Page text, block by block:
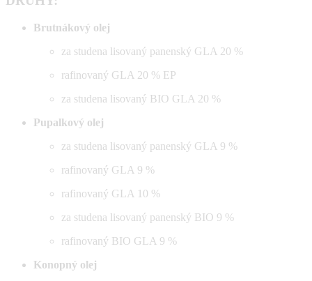
Brutnákový olej
za studena lisovaný panenský GLA 20 %
rafinovaný GLA 20 % EP
za studena lisovaný BIO GLA 20 %
Pupalkový olej
za studena lisovaný panenský GLA 9 %
rafinovaný GLA 9 %
rafinovaný GLA 10 %
za studena lisovaný panenský BIO 9 %
rafinovaný BIO GLA 9 %
Konopný olej